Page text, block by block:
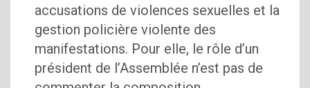
accusations de violences sexuelles et la
gestion policière violente des
manifestations. Pour elle, le rôle d’un
président de l’Assemblée n’est pas de